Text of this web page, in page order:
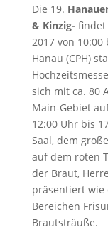
Die 19.
& Kinzig- findet
2017 von 10:00
Hanau (CPH)
sich mit ca. 80
Main-Gebiet
12:00 Uhr bis
Saal, dem
auf dem roten
der Braut,
präsentiert wie
Bereichen
Brautsträuße.